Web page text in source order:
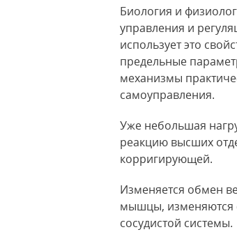
Биология и
управления и
использует это
предельные
механизмы
самоуправления.
Уже небольшая
реакцию высших
корригирующей.
Изменяется обмен
мышцы, изменяются
сосудистой системы.